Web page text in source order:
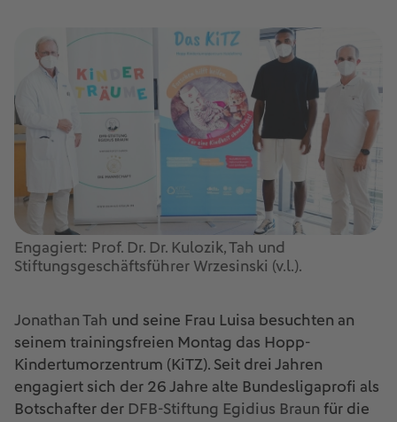
Engagiert: Prof. Dr. Dr. Kulozik, Tah und
Stiftungsgeschäftsführer Wrzesinski (v.l.).
Jonathan Tah und seine Frau Luisa besuchten an
seinem trainingsfreien Montag das Hopp-
Kindertumorzentrum (KiTZ). Seit drei Jahren
engagiert sich der 26 Jahre alte Bundesligaprofi als
Botschafter der DFB-Stiftung Egidius Braun für die